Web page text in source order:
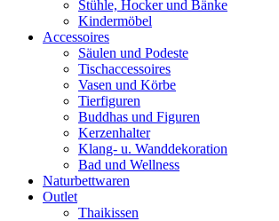
Stühle, Hocker und Bänke
Kindermöbel
Accessoires
Säulen und Podeste
Tischaccessoires
Vasen und Körbe
Tierfiguren
Buddhas und Figuren
Kerzenhalter
Klang- u. Wanddekoration
Bad und Wellness
Naturbettwaren
Outlet
Thaikissen